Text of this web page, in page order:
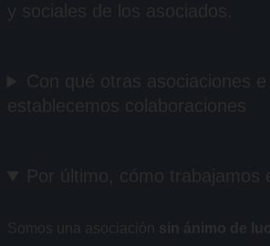
y sociales de los asociados.
Con qué otras asociaciones
establecemos colaboraciones
Por último, cómo trabajamos
Somos una asociación sin ánimo de